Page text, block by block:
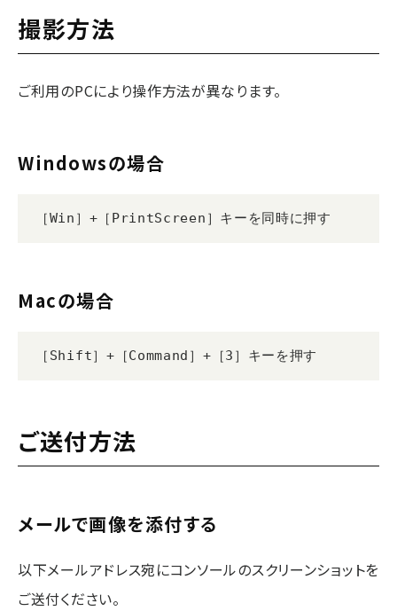
撮影方法
ご利用のPCにより操作方法が異なります。
Windowsの場合
［Win］+［PrintScreen］キーを同時に押す
Macの場合
［Shift］+［Command］+［3］キーを押す
ご送付方法
メールで画像を添付する
以下メールアドレス宛にコンソールのスクリーンショットを
ご送付ください。